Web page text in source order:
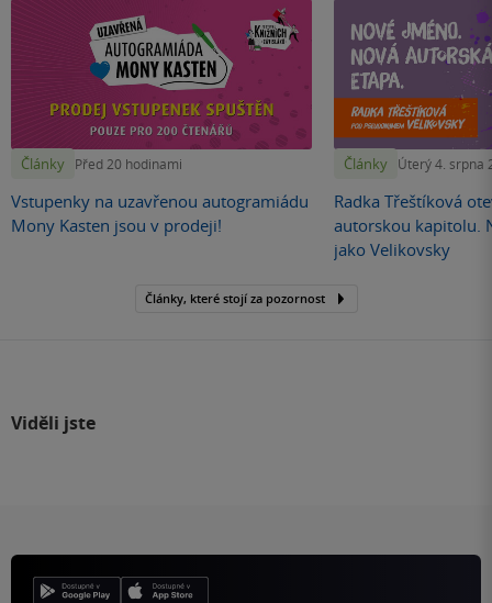
Články Před 20 hodinami
Vstupenky na uzavřenou autogramiádu
Mony Kasten jsou v prodeji!
Články Úterý 4. srpna
Radka Třeštíková
autorskou kapitolu.
jako Velikovsky
Články, které stojí za pozornost
Viděli jste